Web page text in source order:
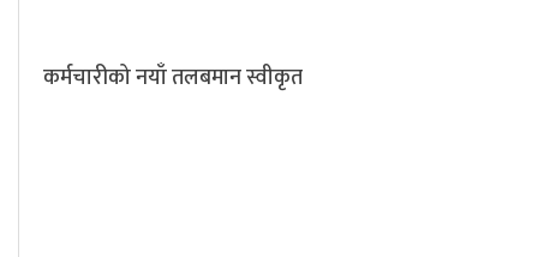
कर्मचारीको नयाँ तलबमान स्वीकृत